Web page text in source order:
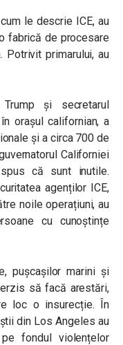
le descrie ICE, au
fabrică de procesare
Potrivit primarului, au
și secretarul
orașul californian, a
și a circa 700 de
Californiei
că sunt inutile.
agenților ICE,
noile operațiuni, au
cu cunoștințe
pușcașilor marini și
să facă arestări,
loc o insurecție. În
din Los Angeles au
fondul violențelor